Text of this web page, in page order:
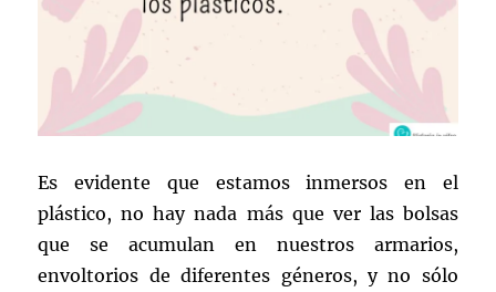
Es evidente que estamos inmersos en el
plástico, no hay nada más que ver las bolsas
que se acumulan en nuestros armarios,
envoltorios de diferentes géneros, y no sólo